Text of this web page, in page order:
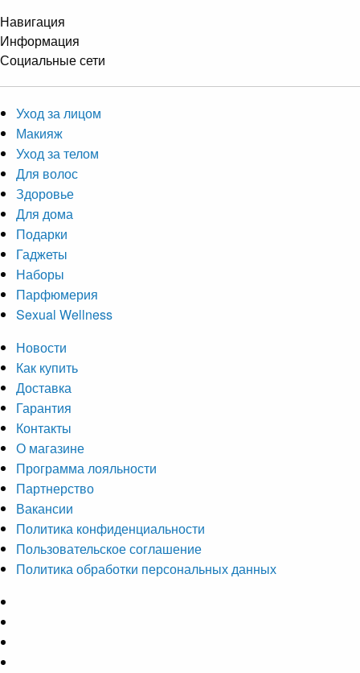
Навигация
Информация
Социальные сети
Уход за лицом
Макияж
Уход за телом
Для волос
Здоровье
Для дома
Подарки
Гаджеты
Наборы
Парфюмерия
Sexual Wellness
Новости
Как купить
Доставка
Гарантия
Контакты
О магазине
Программа лояльности
Партнерство
Вакансии
Политика конфиденциальности
Пользовательское соглашение
Политика обработки персональных данных